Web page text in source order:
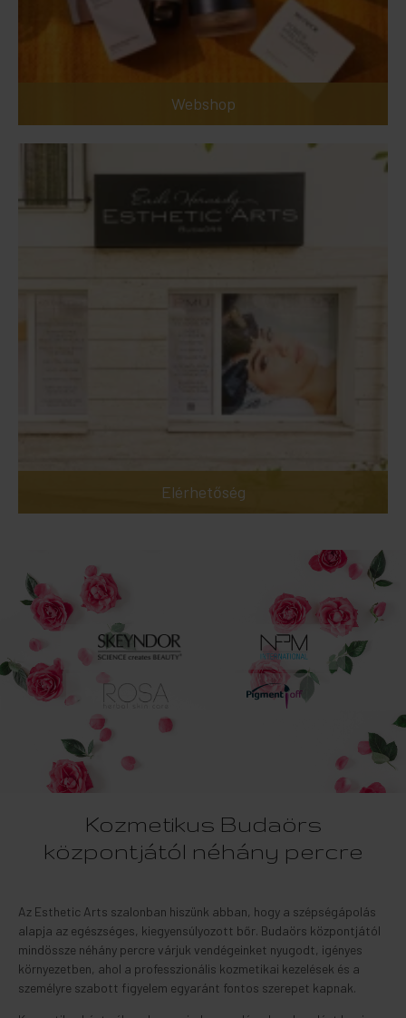
Webshop
Elérhetőség
Kozmetikus Budaörs
központjától néhány percre
Az Esthetic Arts szalonban hiszünk abban, hogy a szépségápolás
alapja az egészséges, kiegyensúlyozott bőr. Budaörs központjától
mindössze néhány percre várjuk vendégeinket nyugodt, igényes
környezetben, ahol a professzionális kozmetikai kezelések és a
személyre szabott figyelem egyaránt fontos szerepet kapnak.